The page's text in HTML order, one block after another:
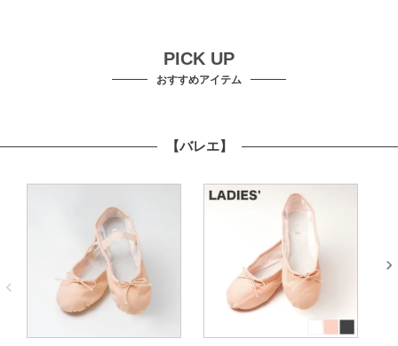
PICK UP
おすすめアイテム
【バレエ】